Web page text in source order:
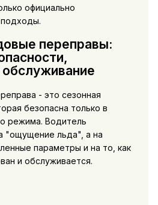
официально
переправы:
- это сезонная
безопасна только в
режима. Водитель
"ощущение льда", а на
параметры и на то, как
и обслуживается.